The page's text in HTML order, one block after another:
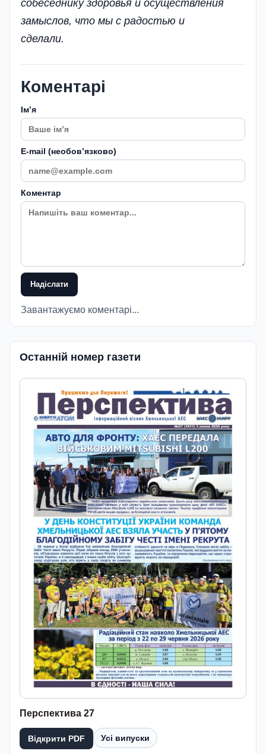
собеседнику здоровья и осуществления
замыслов, что мы с радостью и
сделали.
Коментарі
Імʼя
E-mail (необовʼязково)
Коментар
Надіслати
Завантажуємо коментарі...
Останній номер газети
Перспектива 27
Відкрити PDF Усі випуски